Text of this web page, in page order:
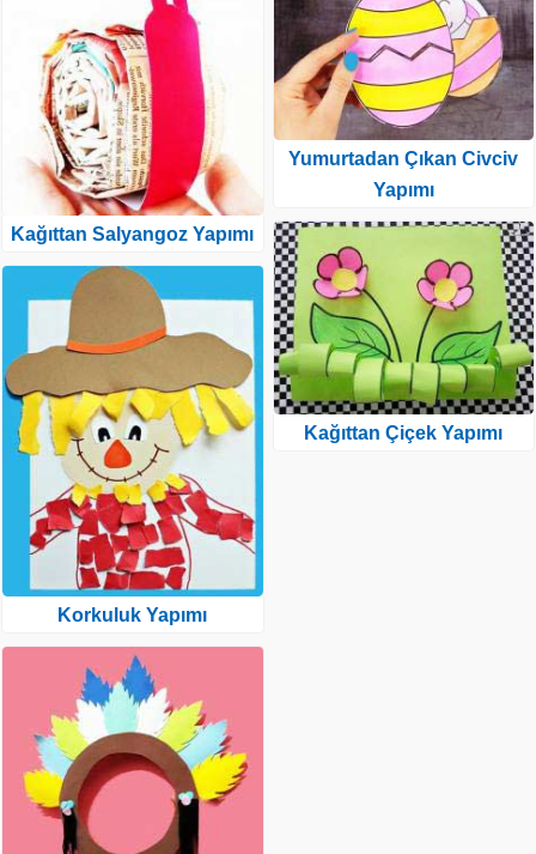
Kağıttan Salyangoz Yapımı
Korkuluk Yapımı
Yumurtadan Çıkan Civciv
Yapımı
Kağıttan Çiçek Yapımı